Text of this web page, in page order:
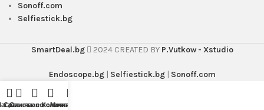
Sonoff.com
Selfiestick.bg
SmartDeal.bg 2024 CREATED BY P.Vutkow - Xstudio
Endoscope.bg | Selfiestick.bg| Sonoff.com
Сравняване
Списък с желания
Количка
Моят акаунт